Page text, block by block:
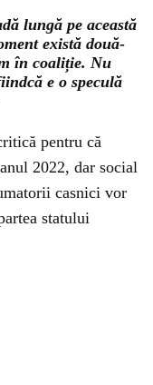
lungă pe această
există două-
în coaliție. Nu
e o speculă
pentru că
2022, dar social
casnici vor
statului